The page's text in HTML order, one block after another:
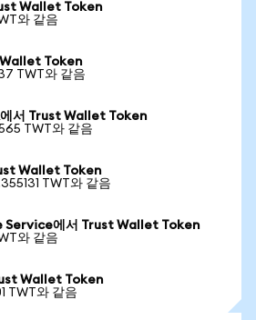
Wallet Token
와 같음
Token
TWT와 같음
서 Trust Wallet Token
TWT와 같음
Wallet Token
TWT와 같음
Service에서 Trust Wallet Token
와 같음
Wallet Token
TWT와 같음